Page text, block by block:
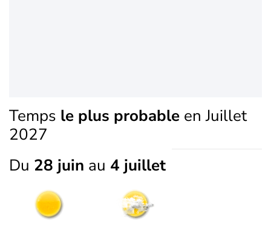
Temps le plus probable en Juillet
2027
Du 28 juin au 4 juillet